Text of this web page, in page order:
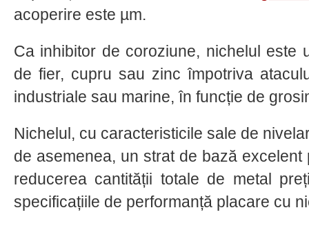
acoperire este µm.
Ca inhibitor de coroziune, nichelul este
de fier, cupru sau zinc împotriva
industriale sau marine, în funcție de
Nichelul, cu caracteristicile sale de
de asemenea, un strat de bază
reducerea cantității totale de metal
specificațiile de performanță placare cu